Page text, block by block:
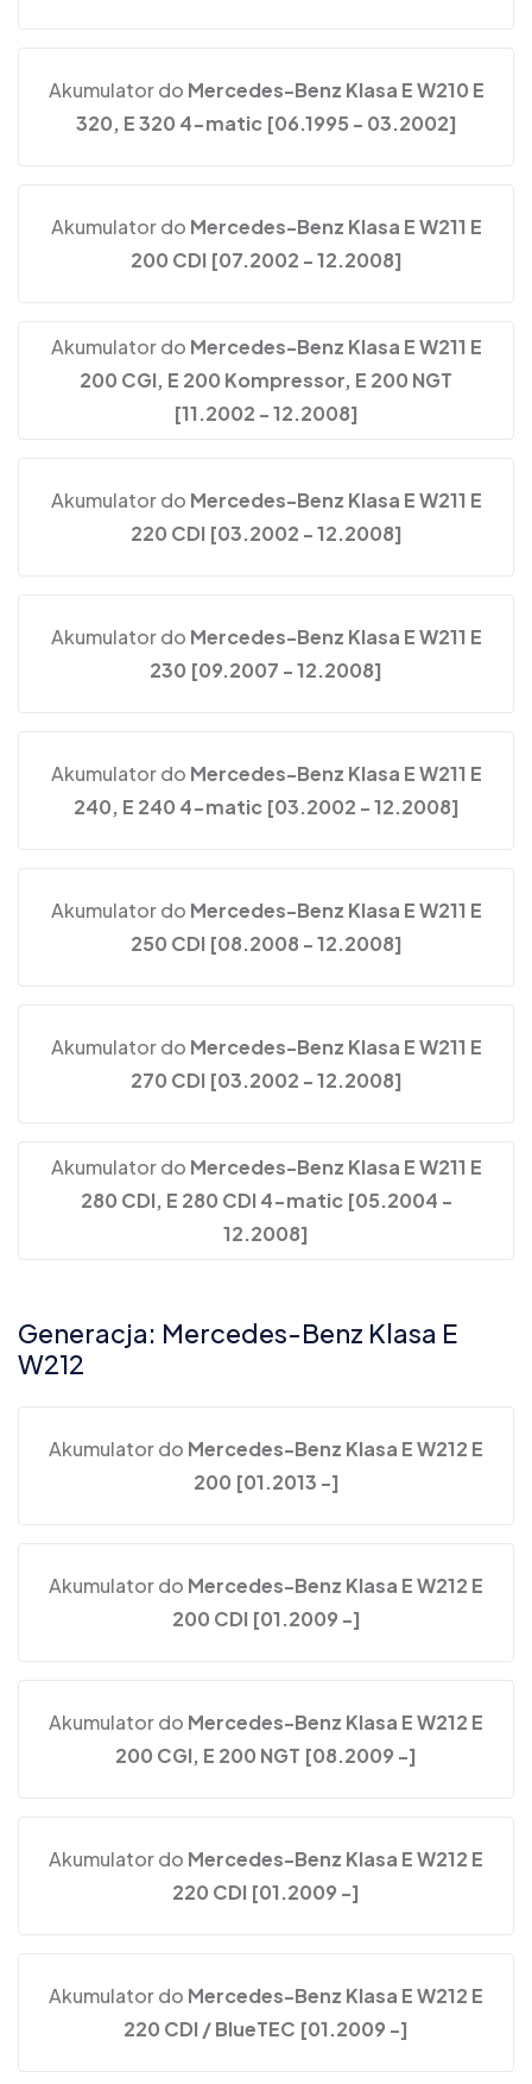
Akumulator do Mercedes-Benz Klasa E W210 E
320, E 320 4-matic [06.1995 - 03.2002]
Akumulator do Mercedes-Benz Klasa E W211 E
200 CDI [07.2002 - 12.2008]
Akumulator do Mercedes-Benz Klasa E W211 E
200 CGI, E 200 Kompressor, E 200 NGT
[11.2002 - 12.2008]
Akumulator do Mercedes-Benz Klasa E W211 E
220 CDI [03.2002 - 12.2008]
Akumulator do Mercedes-Benz Klasa E W211 E
230 [09.2007 - 12.2008]
Akumulator do Mercedes-Benz Klasa E W211 E
240, E 240 4-matic [03.2002 - 12.2008]
Akumulator do Mercedes-Benz Klasa E W211 E
250 CDI [08.2008 - 12.2008]
Akumulator do Mercedes-Benz Klasa E W211 E
270 CDI [03.2002 - 12.2008]
Akumulator do Mercedes-Benz Klasa E W211 E
280 CDI, E 280 CDI 4-matic [05.2004 -
12.2008]
Generacja: Mercedes-Benz Klasa E
W212
Akumulator do Mercedes-Benz Klasa E W212 E
200 [01.2013 -]
Akumulator do Mercedes-Benz Klasa E W212 E
200 CDI [01.2009 -]
Akumulator do Mercedes-Benz Klasa E W212 E
200 CGI, E 200 NGT [08.2009 -]
Akumulator do Mercedes-Benz Klasa E W212 E
220 CDI [01.2009 -]
Akumulator do Mercedes-Benz Klasa E W212 E
220 CDI / BlueTEC [01.2009 -]